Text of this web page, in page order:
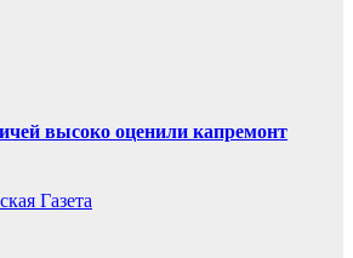
высоко оценили капремонт
Газета